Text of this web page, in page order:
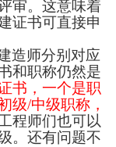
审。这意味着
证书可直接申
造师分别对应
和职称仍然是
书，一个是职
级/中级职称，
程师们也可以
。还有问题不